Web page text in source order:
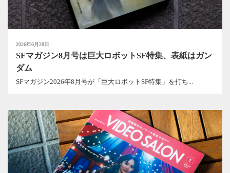
2026年6月28日
SFマガジン8月号は巨大ロボットSF特集、表紙はガン
ダム
SFマガジン2026年8月号が「巨大ロボットSF特集」を打ち...